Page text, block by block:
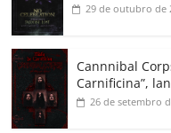
29 de outubro de
Cannnibal
Carnificina”,
26 de setembro